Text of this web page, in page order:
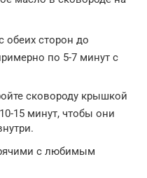
обеих сторон до
по 5-7 минут с
сковороду крышкой
15 минут, чтобы они
с любимым